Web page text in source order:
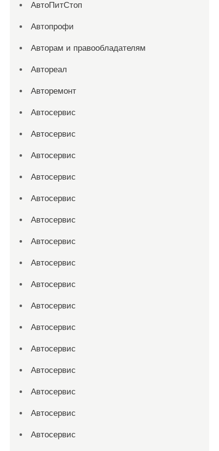
АвтоПитСтоп
Автопрофи
Авторам и правообладателям
Автореал
Авторемонт
Автосервис
Автосервис
Автосервис
Автосервис
Автосервис
Автосервис
Автосервис
Автосервис
Автосервис
Автосервис
Автосервис
Автосервис
Автосервис
Автосервис
Автосервис
Автосервис